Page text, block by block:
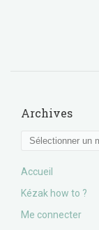
Archives
Archives
Accueil
Kézak how to ?
Me connecter